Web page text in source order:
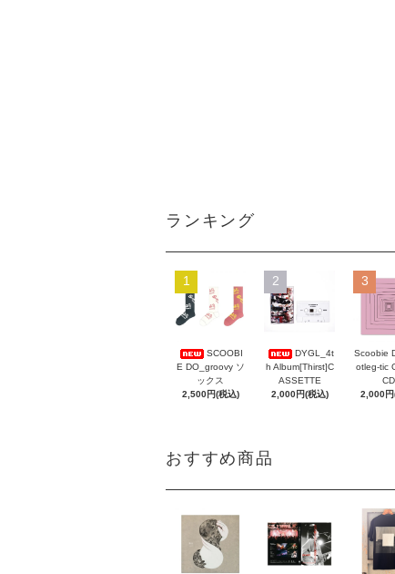
ランキング
1
SCOOBI
E DO_groovy ソ
ックス
2,500円(税込)
2
DYGL_4t
h Album[Thirst]C
ASSETTE
2,000円(税込)
3
Scoobie
otleg-tic
CD
2,000円
おすすめ商品